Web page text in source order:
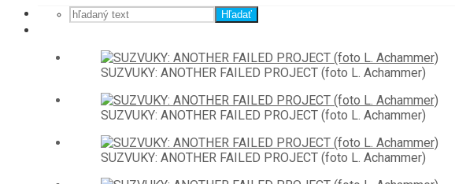
Hľadať
SUZVUKY: ANOTHER FAILED PROJECT (foto L. Achammer)
SUZVUKY: ANOTHER FAILED PROJECT (foto L. Achammer)
SUZVUKY: ANOTHER FAILED PROJECT (foto L. Achammer)